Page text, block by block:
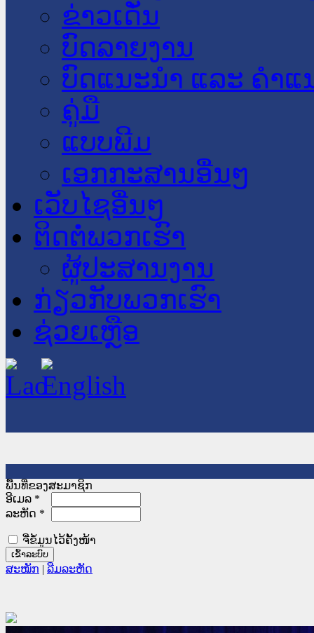
ຂ່າວເດັ່ນ
ບົດລາຍງານ
ບົດແນະນໍາ ແລະ ຄໍາແ
ຄູ່ມື
ແບບພີມ
ເອກກະສານອື່ນໆ
ເວັບໄຊອື່ນໆ
ຕິດຕໍ່ພວກເຮົາ
ຜູ້ປະສານງານ
ກ່ຽວກັບພວກເຮົາ
ຊ່ວຍເຫຼືອ
ພື້ນທີ່ຂອງສະມາຊິກ
ອີເມລ *
ລະຫັດ *
ຈື່ຂໍ້ມູນໄວ້ຄັ້ງໜ້າ
ສະໝັກ | ລືມລະຫັດ